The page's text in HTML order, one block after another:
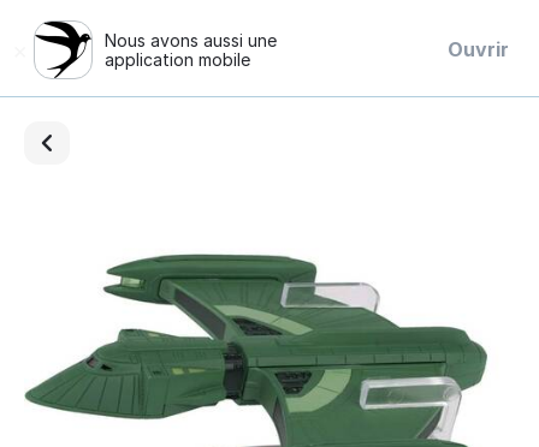
Nous avons aussi une
application mobile
Ouvrir